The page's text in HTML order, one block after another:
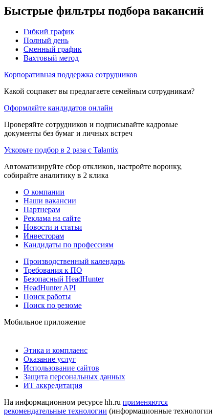
Быстрые фильтры подбора вакансий
Гибкий график
Полный день
Сменный график
Вахтовый метод
Корпоративная поддержка сотрудников
Какой соцпакет вы предлагаете семейным сотрудникам?
Оформляйте кандидатов онлайн
Проверяйте сотрудников и подписывайте кадровые
документы без бумаг и личных встреч
Ускорьте подбор в 2 раза с Talantix
Автоматизируйте сбор откликов, настройте воронку,
собирайте аналитику в 2 клика
О компании
Наши вакансии
Партнерам
Реклама на сайте
Новости и статьи
Инвесторам
Кандидаты по профессиям
Производственный календарь
Требования к ПО
Безопасный HeadHunter
HeadHunter API
Поиск работы
Поиск по резюме
Мобильное приложение
Этика и комплаенс
Оказание услуг
Использование сайтов
Защита персональных данных
ИТ аккредитация
На информационном ресурсе hh.ru применяются
рекомендательные технологии (информационные технологии